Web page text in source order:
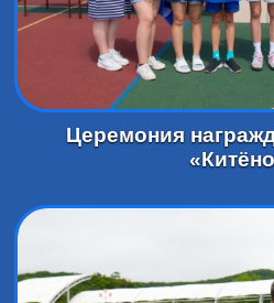
Церемония